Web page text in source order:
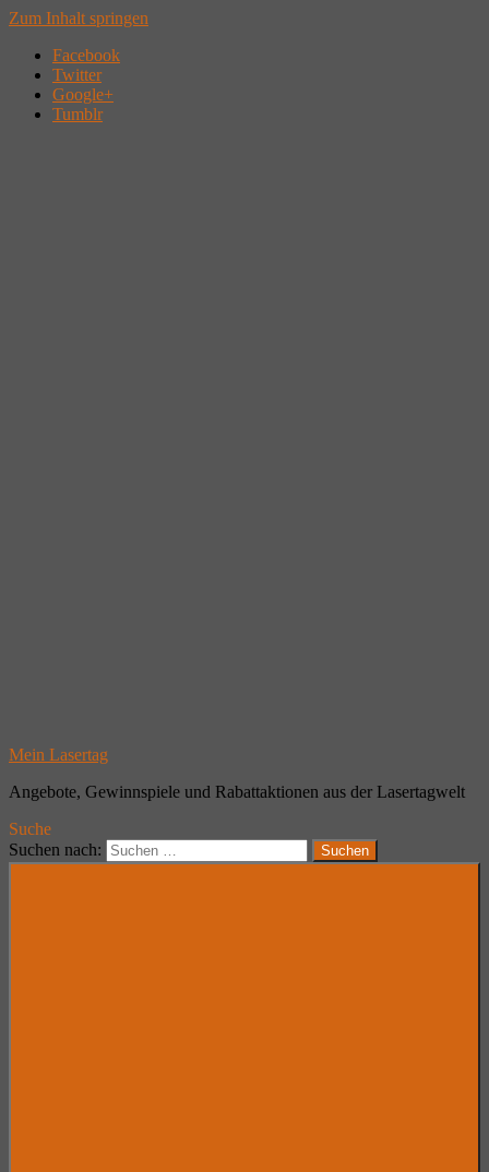
Zum Inhalt springen
Facebook
Twitter
Google+
Tumblr
Mein Lasertag
Angebote, Gewinnspiele und Rabattaktionen aus der Lasertagwelt
Suche
Suchen nach:
Suchen